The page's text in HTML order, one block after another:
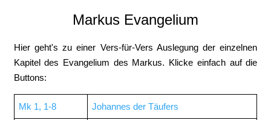
Markus Evangelium
Hier geht's zu einer Vers-für-Vers Auslegung der einzelnen
Kapitel des Evangelium des Markus. Klicke einfach auf die
Buttons:
Mk 1, 1-8 Johannes der Täufers